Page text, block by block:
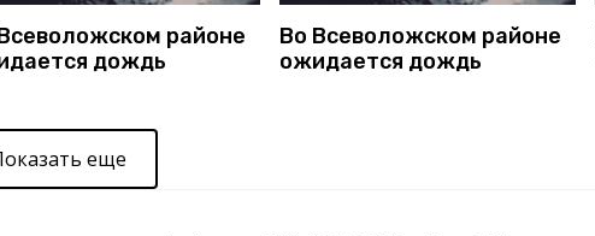
районе
дождь
Во Всеволожском районе
ожидается дождь
еще